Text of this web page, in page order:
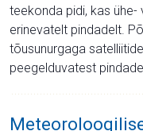
teekonda pidi, kas
erinevatelt pindadelt.
tõusunurgaga
peegelduvatest